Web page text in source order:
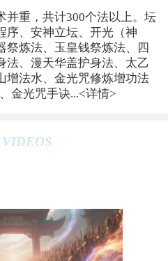
并重，共计300个法以上。坛
序、安神立坛、开光（神
祭炼法、玉皇钱祭炼法、四
法、漫天华盖护身法、太乙
增法水、金光咒修炼增功法
金光咒手诀...<详情>